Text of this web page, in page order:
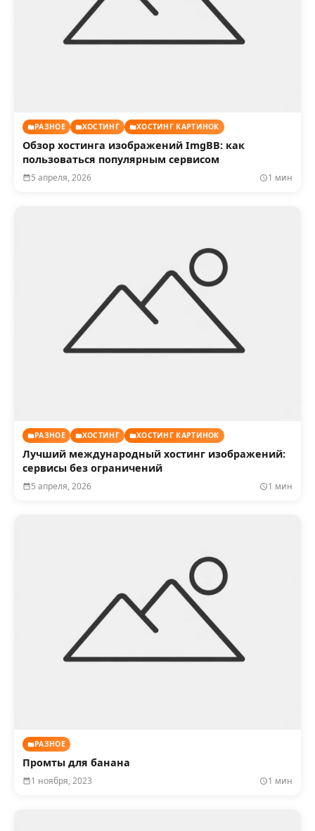
РАЗНОЕ ХОСТИНГ ХОСТИНГ КАРТИНОК
Обзор хостинга изображений ImgBB: как
пользоваться популярным сервисом
5 апреля, 2026 1 мин
РАЗНОЕ ХОСТИНГ ХОСТИНГ КАРТИНОК
Лучший международный хостинг изображений:
сервисы без ограничений
5 апреля, 2026 1 мин
РАЗНОЕ
Промты для банана
1 ноября, 2023 1 мин